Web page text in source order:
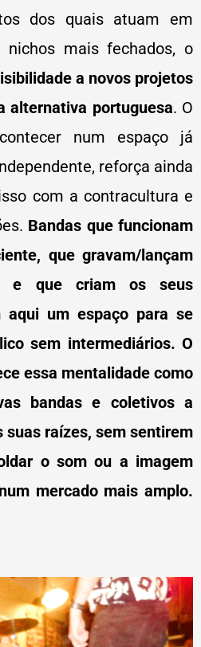
dos quais atuam em
nichos mais fechados, o
a novos projetos
alternativa portuguesa. O
num espaço já
reforça ainda
com a contracultura e
Bandas que funcionam
que gravam/lançam
e que criam os seus
aqui um espaço para se
sem intermediários. O
essa mentalidade como
bandas e coletivos a
raízes, sem sentirem
o som ou a imagem
mercado mais amplo.